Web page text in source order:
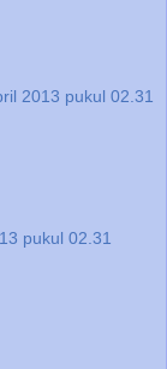
2013 pukul 02.31
pukul 02.31